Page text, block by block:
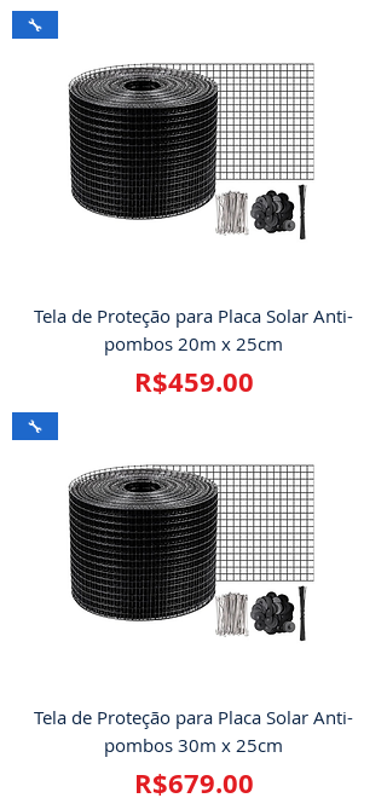
🔧
Tela de Proteção para Placa Solar Anti-
pombos 20m x 25cm
Price
R$459.00
🔧
Tela de Proteção para Placa Solar Anti-
pombos 30m x 25cm
Price
R$679.00